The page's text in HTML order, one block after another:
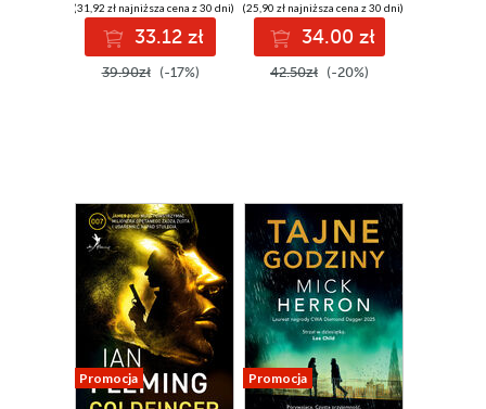
(31,92 zł najniższa cena z 30 dni)
33.12 zł
39.90zł (-17%)
(25,90 zł najniższa cena z 30 dni)
34.00 zł
42.50zł (-20%)
Promocja Promocja